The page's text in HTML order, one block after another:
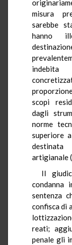
misura
sarebbe
hanno
indebita
scopi
dagli
norme
superiore
artigianale
Il
condanna
sentenza
confisca di
reati;
penale gli